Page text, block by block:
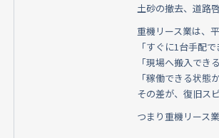
土砂の撤去、道路
重機リース業は、
「すぐに1台手配で
「現場へ搬入でき
「稼働できる状態か
その差が、復旧ス
つまり重機リース